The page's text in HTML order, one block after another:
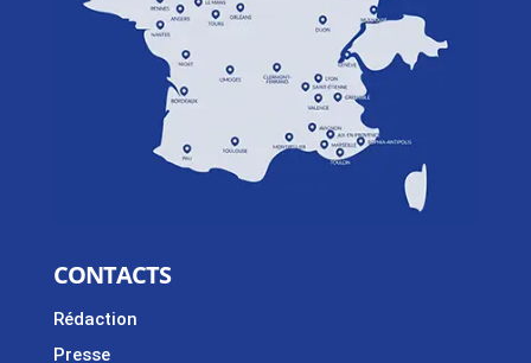
CONTACTS
Rédaction
Presse